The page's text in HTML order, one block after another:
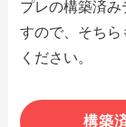
プレの構築済み
すので、そちら
ください。
構築